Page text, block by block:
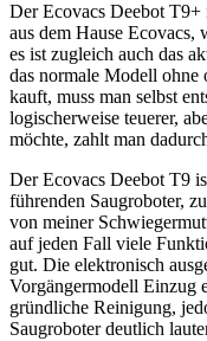
Der Ecovacs Deebot T9+
aus dem Hause Ecovacs,
es ist zugleich auch das
das normale Modell ohne
kauft, muss man selbst
logischerweise teuerer,
möchte, zahlt man
Der Ecovacs Deebot T9
führenden Saugroboter,
von meiner
auf jeden Fall viele
gut. Die elektronisch
Vorgängermodell Einzug
gründliche Reinigung,
Saugroboter deutlich